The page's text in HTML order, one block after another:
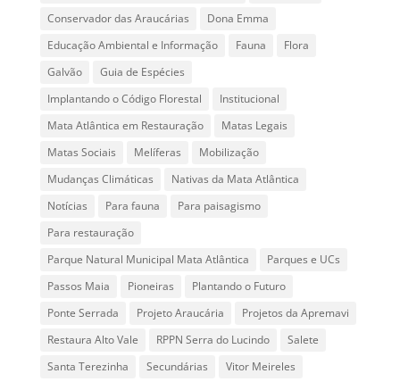
Conservador das Araucárias
Dona Emma
Educação Ambiental e Informação
Fauna
Flora
Galvão
Guia de Espécies
Implantando o Código Florestal
Institucional
Mata Atlântica em Restauração
Matas Legais
Matas Sociais
Melíferas
Mobilização
Mudanças Climáticas
Nativas da Mata Atlântica
Notícias
Para fauna
Para paisagismo
Para restauração
Parque Natural Municipal Mata Atlântica
Parques e UCs
Passos Maia
Pioneiras
Plantando o Futuro
Ponte Serrada
Projeto Araucária
Projetos da Apremavi
Restaura Alto Vale
RPPN Serra do Lucindo
Salete
Santa Terezinha
Secundárias
Vitor Meireles